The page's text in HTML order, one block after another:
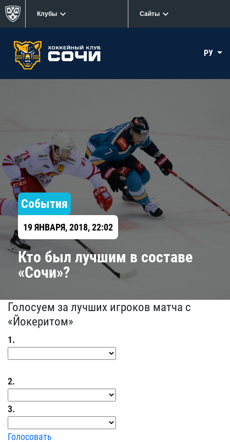
Клубы Сайты
РУ
События
19 ЯНВАРЯ, 2018, 22:02
Кто был лучшим в составе
«Сочи»?
Голосуем за лучших игроков матча с
«Йокеритом»
1.
2.
3.
Голосовать